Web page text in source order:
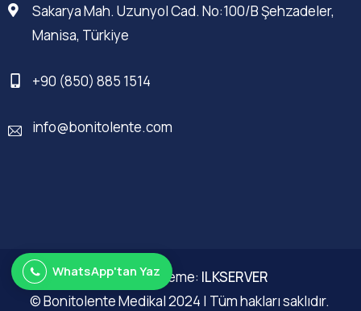
Sakarya Mah. Uzunyol Cad. No:100/B Şehzadeler,
Manisa, Türkiye
+90 (850) 885 1514
info@bonitolente.com
Web Düzenleme: ILKSERVER
© Bonitolente Medikal 2024 | Tüm hakları saklıdır.
WhatsApp'tan Yaz